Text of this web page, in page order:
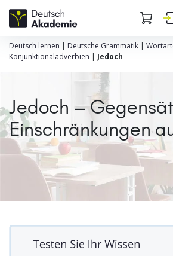
Deutsch lernen | Deutsche Grammatik |
Konjunktionaladverbien | Jedoch
Jedoch –
Einschränkungen